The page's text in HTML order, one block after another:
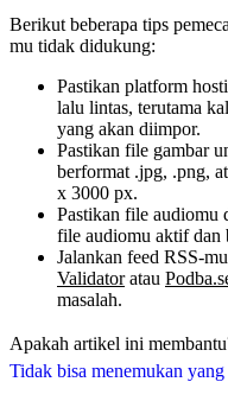
Tidak bisa menemukan
Berikut beberapa tips
mu tidak didukung:
Pastikan platform
lalu lintas, terutama
yang akan diimpor.
Pastikan file gambar
berformat .jpg, .png,
x 3000 px.
Pastikan file audiomu
file audiomu aktif dan
Jalankan feed RSS-
Validatoratau
masalah.
Apakah artikel ini